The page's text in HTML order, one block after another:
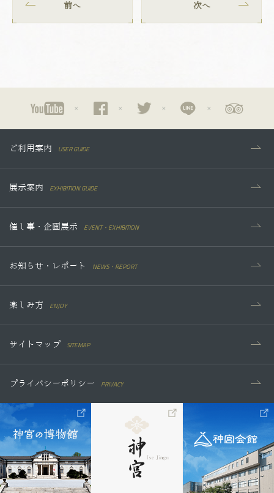
前へ 次へ
ご利用案内 USER GUIDE
展示案内 EXHIBITION GUIDE
催し事・企画展示 EVENT・EXHIBITION
お知らせ・レポート NEWS・REPORT
楽しみ方 ENJOY
サイトマップ SITEMAP
プライバシーポリシー PRIVACY